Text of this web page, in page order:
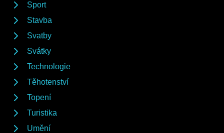
Sport
Stavba
Svatby
Svátky
Technologie
Těhotenství
Topení
Turistika
Umění